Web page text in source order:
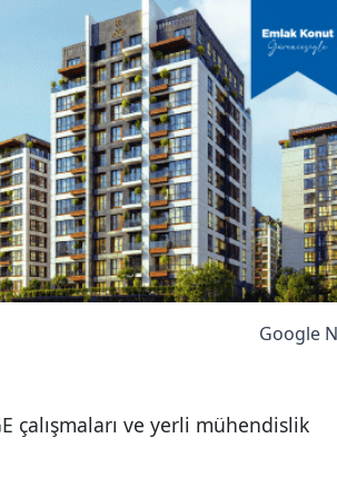
Google
çalışmaları ve yerli mühendislik